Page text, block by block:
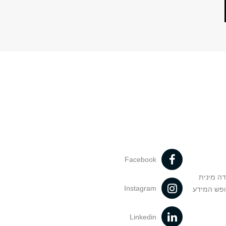
מינית
המידע
Facebook
Instagram
Linkedin